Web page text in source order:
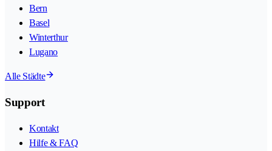
Bern
Basel
Winterthur
Lugano
Alle Städte
Support
Kontakt
Hilfe & FAQ